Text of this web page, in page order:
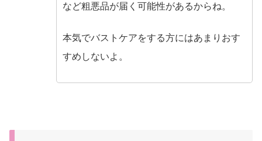
など粗悪品が届く可能性があるからね。
本気でバストケアをする方にはあまりおす
すめしないよ。